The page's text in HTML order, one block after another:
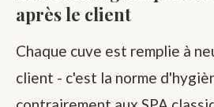
après le client
Chaque cuve est remplie à
client - c'est la norme